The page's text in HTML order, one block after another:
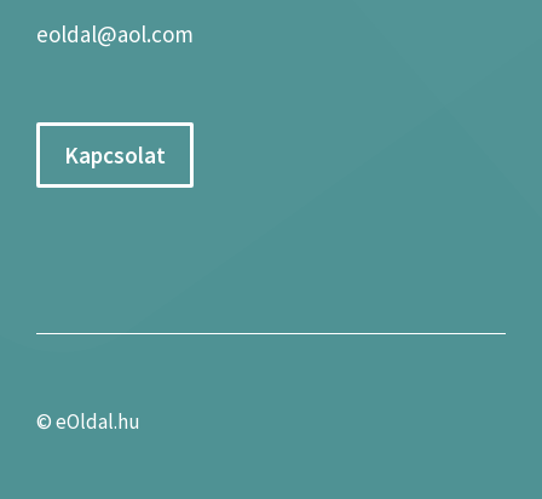
eoldal@aol.com
Kapcsolat
©eOldal.hu